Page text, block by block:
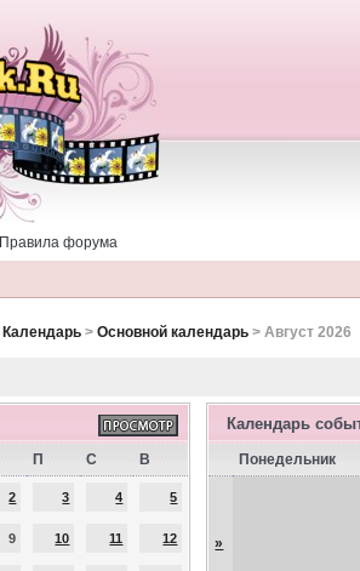
Правила форума
Календарь >Основной календарь > Август 2026
П С В
2 3 4 5
9 10 11 12
Календарь
Понедельник
»